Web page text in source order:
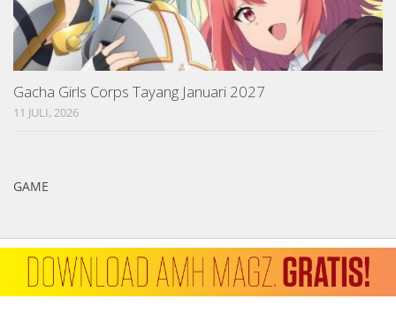
Gacha Girls Corps Tayang Januari 2027
11 JULI, 2026
GAME